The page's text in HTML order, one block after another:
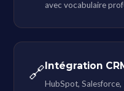
avec vocabulaire
🔗Intégration
HubSpot,